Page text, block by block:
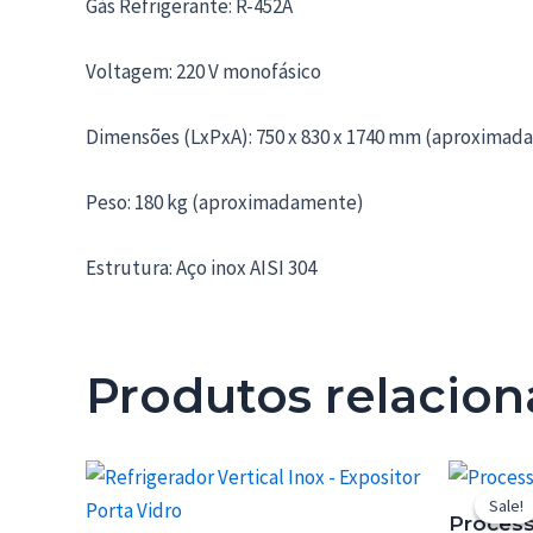
Gás Refrigerante: R-452A
Voltagem: 220 V monofásico
Dimensões (LxPxA): 750 x 830 x 1740 mm
Peso: 180 kg (aproximadamente)
Estrutura: Aço inox AISI 304
Produtos
Sale!
Sale!